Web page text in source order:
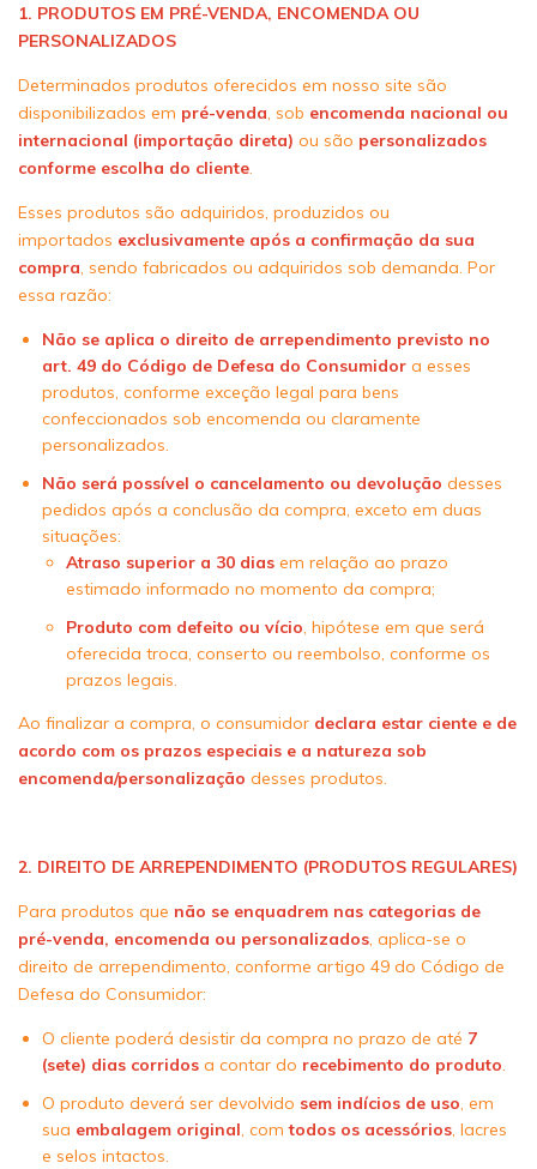
1. PRODUTOS EM PRÉ-VENDA, ENCOMENDA OU
PERSONALIZADOS
Determinados produtos oferecidos em nosso site são
disponibilizados em pré-venda, sob encomenda nacional ou
internacional (importação direta) ou são personalizados
conforme escolha do cliente.
Esses produtos são adquiridos, produzidos ou
importados exclusivamente após a confirmação da sua
compra, sendo fabricados ou adquiridos sob demanda. Por
essa razão:
Não se aplica o direito de arrependimento previsto no
art. 49 do Código de Defesa do Consumidor a esses
produtos, conforme exceção legal para bens
confeccionados sob encomenda ou claramente
personalizados.
Não será possível o cancelamento ou devolução desses
pedidos após a conclusão da compra, exceto em duas
situações:
Atraso superior a 30 dias em relação ao prazo
estimado informado no momento da compra;
Produto com defeito ou vício, hipótese em que será
oferecida troca, conserto ou reembolso, conforme os
prazos legais.
Ao finalizar a compra, o consumidor declara estar ciente e de
acordo com os prazos especiais e a natureza sob
encomenda/personalização desses produtos.
2. DIREITO DE ARREPENDIMENTO (PRODUTOS REGULARES)
Para produtos que não se enquadrem nas categorias de
pré-venda, encomenda ou personalizados, aplica-se o
direito de arrependimento, conforme artigo 49 do Código de
Defesa do Consumidor:
O cliente poderá desistir da compra no prazo de até 7
(sete) dias corridos a contar do recebimento do produto.
O produto deverá ser devolvido sem indícios de uso, em
sua embalagem original, comtodos os acessórios, lacres
e selos intactos.